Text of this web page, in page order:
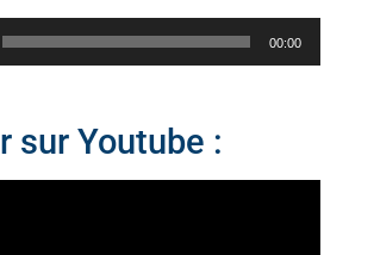
00:00
sur Youtube :